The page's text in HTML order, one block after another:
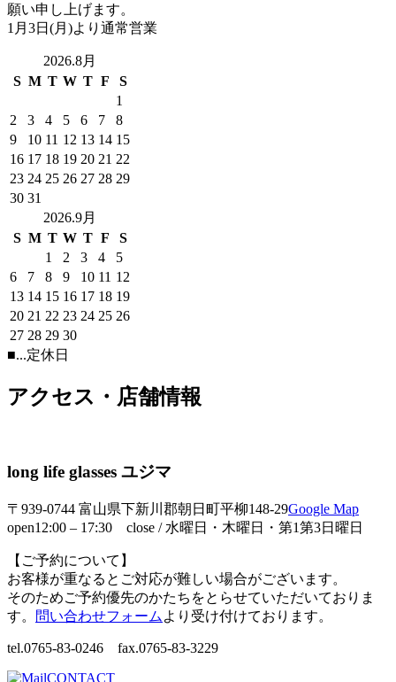
願い申し上げます。
1月3日(月)より通常営業
2026.8月
S M T W T F
S
1
2
3 4 5 6 7
8
9
10 11 12 13 14 15
16 17 18 19 20 21 22
23 24 25 26 27 28 29
30 31
2026.9月
S M T W T F
S
1
2 3 4
5
6
7 8 9 10 11 12
13 14 15 16 17 18 19
20 21 22 23 24 25 26
27 28 29 30
■...定休日
アクセス・店舗情報
long life glasses ユジマ
〒939-0744 富山県下新川郡朝日町平柳148-29Google Map
open12:00 – 17:30 close / 水曜日・木曜日・第1第3日曜日
【ご予約について】
お客様が重なるとご対応が難しい場合がございます。
そのためご予約優先のかたちをとらせていただいておりま
す。
問い合わせフォーム より受け付けております。
tel.0765-83-0246 fax.0765-83-3229
CONTACT